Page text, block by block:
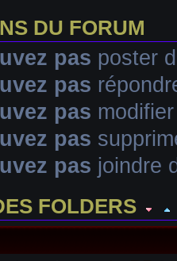
DU FORUM
pas poster
pas
pas
pas
pas joindre
FOLDERS